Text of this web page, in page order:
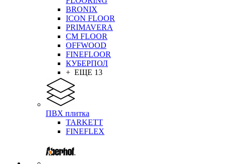
BRONIX
ICON FLOOR
PRIMAVERA
CM FLOOR
OFFWOOD
FINEFLOOR
КУБЕРПОЛ
+ ЕЩЕ 13
ПВХ плитка
TARKETT
FINEFLEX